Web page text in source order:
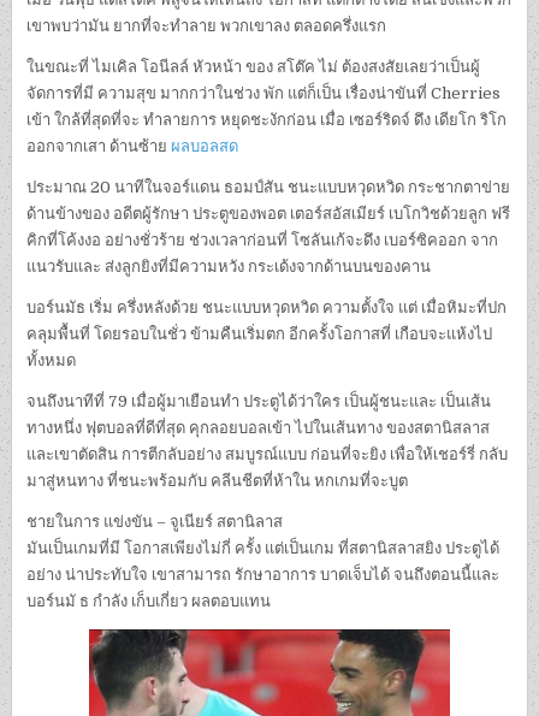
เขาพบว่ามัน ยากที่จะทำลาย พวกเขาลง ตลอดครึ่งแรก
ในขณะที่ ไมเคิล โอนีลล์ หัวหน้า ของ สโต๊ค ไม่ ต้องสงสัยเลยว่าเป็นผู้
จัดการที่มี ความสุข มากกว่าในช่วง พัก แต่ก็เป็น เรื่องน่าขันที่ Cherries
เข้า ใกล้ที่สุดที่จะ ทำลายการ หยุดชะงักก่อน เมื่อ เซอร์ริดจ์ ดึง เดียโก ริโก
ออกจากเสา ด้านซ้ายผลบอลสด
ประมาณ 20 นาทีในจอร์แดน ธอมป์สัน ชนะแบบหวุดหวิด กระชากตาข่าย
ด้านข้างของ อดีตผู้รักษา ประตูของพอต เตอร์สอัสเมียร์ เบโกวิชด้วยลูก ฟรี
คิกที่โค้งงอ อย่างชั่วร้าย ช่วงเวลาก่อนที่ โซลันเก้จะดึง เบอร์ซิคออก จาก
แนวรับและ ส่งลูกยิงที่มีความหวัง กระเด้งจากด้านบนของคาน
บอร์นมัธ เริ่ม ครึ่งหลังด้วย ชนะแบบหวุดหวิด ความตั้งใจ แต่ เมื่อหิมะที่ปก
คลุมพื้นที่ โดยรอบในชั่ว ข้ามคืนเริ่มตก อีกครั้งโอกาสที่ เกือบจะแห้งไป
ทั้งหมด
จนถึงนาทีที่ 79 เมื่อผู้มาเยือนทำ ประตูได้ว่าใคร เป็นผู้ชนะและ เป็นเส้น
ทางหนึ่ง ฟุตบอลที่ดีที่สุด คุกลอยบอลเข้า ไปในเส้นทาง ของสตานิสลาส
และเขาตัดสิน การตีกลับอย่าง สมบูรณ์แบบ ก่อนที่จะยิง เพื่อให้เชอร์รี่ กลับ
มาสู่หนทาง ที่ชนะพร้อมกับ คลีนชีตที่ห้าใน หกเกมที่จะบูต
ชายในการ แข่งขัน – จูเนียร์ สตานิลาส
มันเป็นเกมที่มี โอกาสเพียงไม่กี่ ครั้ง แต่เป็นเกม ที่สตานิสลาสยิง ประตูได้
อย่าง น่าประทับใจ เขาสามารถ รักษาอาการ บาดเจ็บได้ จนถึงตอนนี้และ
บอร์นมั ธ กำลัง เก็บเกี่ยว ผลตอบแทน